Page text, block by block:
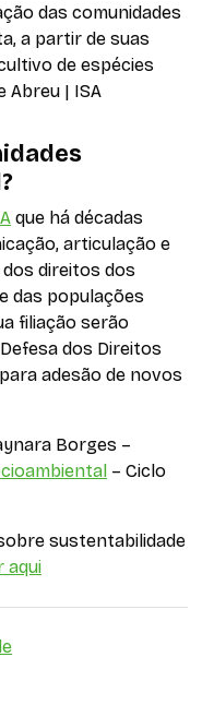
das comunidades
a partir de suas
de espécies
Abreu | ISA
que há décadas
articulação e
direitos dos
das populações
filiação serão
dos Direitos
adesão de novos
Borges –
– Ciclo
sustentabilidade
aqui